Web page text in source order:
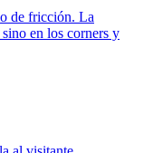
de fricción. La
en los corners y